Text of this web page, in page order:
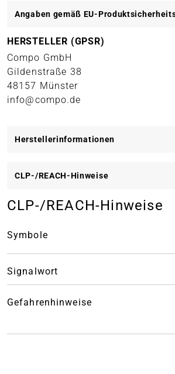
Angaben gemäß EU-
HERSTELLER (GPSR)
Compo GmbH
Gildenstraße 38
48157 Münster
info@compo.de
Herstellerinformationen
CLP-/REACH-Hinweise
CLP-/REACH-Hinweise
Symbole
Signalwort
Gefahrenhinweise